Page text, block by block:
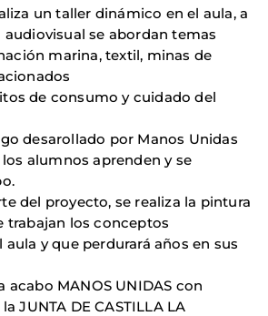
un taller dinámico en el aula, a
se abordan temas
marina, textil, minas de
de consumo y cuidado del
desarollado por Manos Unidas
los alumnos aprenden y se
del proyecto, se realiza la pintura
trabajan los conceptos
aula y que perdurará años en sus
acabo MANOS UNIDAS con
JUNTA DE CASTILLA LA